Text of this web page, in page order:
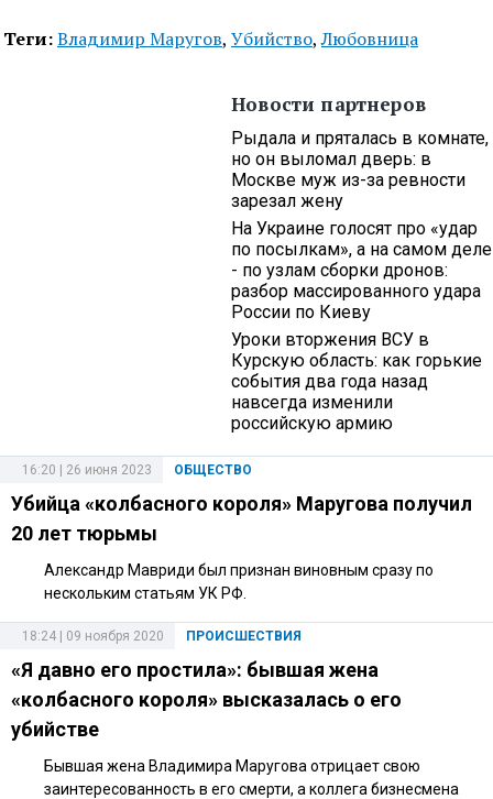
Теги:Владимир Маругов, Убийство,Любовница
Новости партнеров
Рыдала и пряталась в комнате,
но он выломал дверь: в
Москве муж из-за ревности
зарезал жену
На Украине голосят про «удар
по посылкам», а на самом деле
- по узлам сборки дронов:
разбор массированного удара
России по Киеву
Уроки вторжения ВСУ в
Курскую область: как горькие
события два года назад
навсегда изменили
российскую армию
ОБЩЕСТВО
16:20 | 26 июня 2023
Убийца «колбасного короля» Маругова получил
20 лет тюрьмы
Александр Мавриди был признан виновным сразу по
нескольким статьям УК РФ.
ПРОИСШЕСТВИЯ
18:24 | 09 ноября 2020
«Я давно его простила»: бывшая жена
«колбасного короля» высказалась о его
убийстве
Бывшая жена Владимира Маругова отрицает свою
заинтересованность в его смерти, а коллега бизнесмена